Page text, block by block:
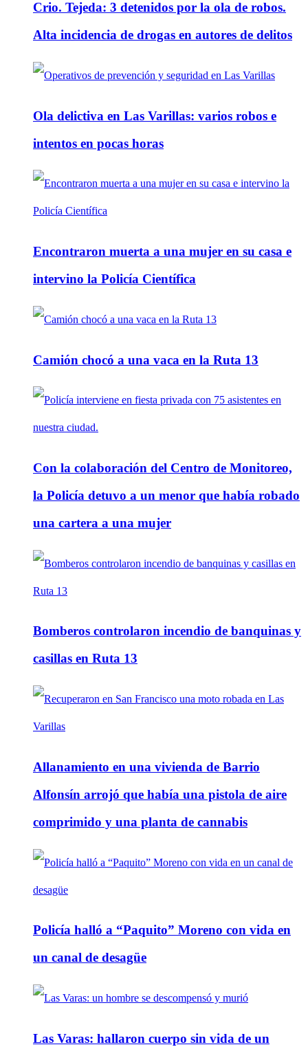
Crio. Tejeda: 3 detenidos por la ola de robos.
Alta incidencia de drogas en autores de delitos
Ola delictiva en Las Varillas: varios robos e
intentos en pocas horas
Encontraron muerta a una mujer en su casa e
intervino la Policía Científica
Camión chocó a una vaca en la Ruta 13
Con la colaboración del Centro de Monitoreo,
la Policía detuvo a un menor que había robado
una cartera a una mujer
Bomberos controlaron incendio de banquinas y
casillas en Ruta 13
Allanamiento en una vivienda de Barrio
Alfonsín arrojó que había una pistola de aire
comprimido y una planta de cannabis
Policía halló a “Paquito” Moreno con vida en
un canal de desagüe
Las Varas: hallaron cuerpo sin vida de un